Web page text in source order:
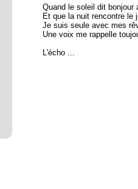
Quand le soleil dit bonjour
Et que la nuit rencontre le
Je suis seule avec mes
Une voix me rappelle
L'écho ...